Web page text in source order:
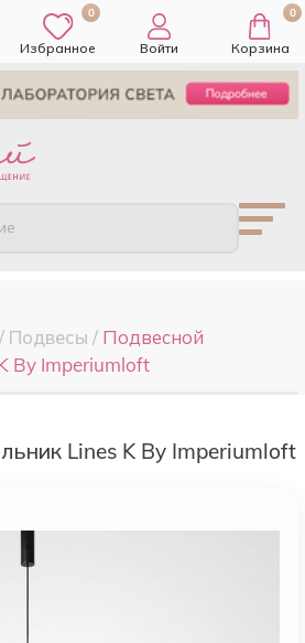
0
Избранное Войти
0
Корзина
/ Подвесы / Подвесной
By Imperiumloft
Lines K By Imperiumloft